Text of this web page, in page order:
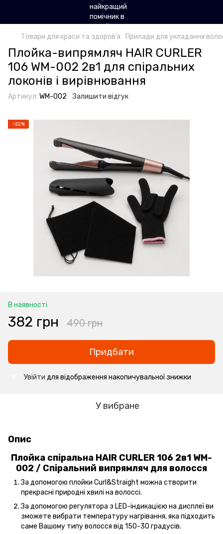
Товари для краси та здоров'я Прилади для укладання
Плойка-випрямляч HAIR CURLER
106 WM-002 2в1 для спіральних
локонів і вирівнювання
Артикул: WM-002 Залишити відгук
−22%
В наявності
382 грн 490 грн
Придбати
Увійти для відображення накопичувальної знижки
У вибране
Опис
Плойка спіральна HAIR CURLER 106 2в1 WM-
002 / Спіральний випрямляч для волосся
За допомогою плойки Curl&Straight можна створити
прекрасні природні хвилі на волоссі.
За допомогою регулятора з LED-індикацією на дисплеї ви
зможете вибрати температуру нагрівання, яка підходить
саме Вашому типу волосся від 150-30 градусів.